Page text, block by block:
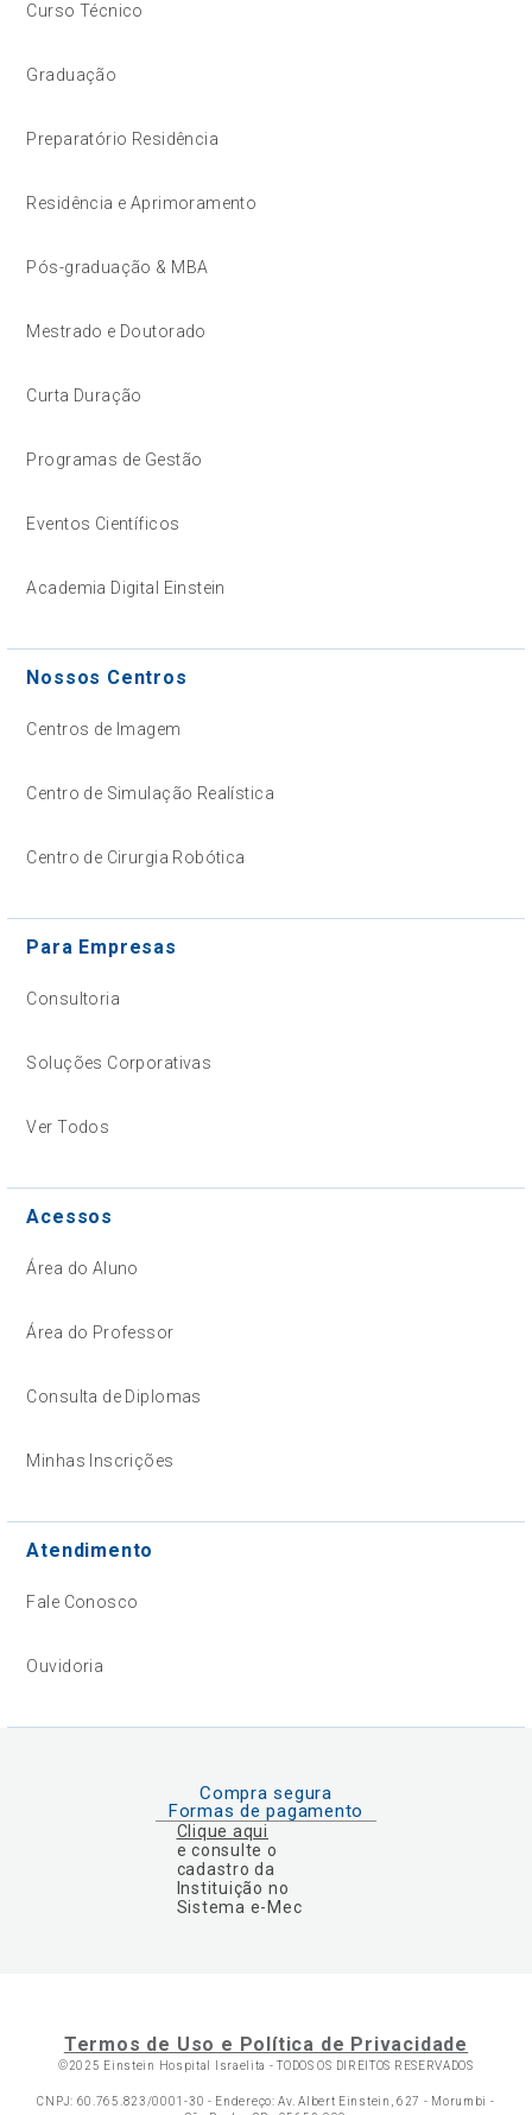
Curso Técnico
Graduação
Preparatório Residência
Residência e Aprimoramento
Pós-graduação & MBA
Mestrado e Doutorado
Curta Duração
Programas de Gestão
Eventos Científicos
Academia Digital Einstein
Nossos Centros
Centros de Imagem
Centro de Simulação Realística
Centro de Cirurgia Robótica
Para Empresas
Consultoria
Soluções Corporativas
Ver Todos
Acessos
Área do Aluno
Área do Professor
Consulta de Diplomas
Minhas Inscrições
Atendimento
Fale Conosco
Ouvidoria
Compra segura
Formas de pagamento
Clique aqui
e consulte o
cadastro da
Instituição no
Sistema e-Mec
Termos de Uso e Política de Privacidade
©2025 Einstein Hospital Israelita -TODOS OS DIREITOS RESERVADOS
CNPJ: 60.765.823/0001-30 - Endereço: Av. Albert Einstein, 627 - Morumbi -